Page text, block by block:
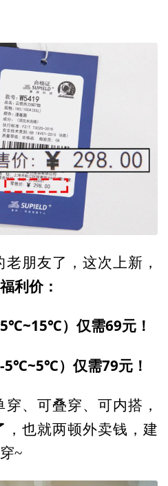
朋友了，这次上新，
福利价：
）仅需69元！
5℃~5℃）仅需79元！
、可叠穿、可内搭，
，也就两顿外卖钱，建
~